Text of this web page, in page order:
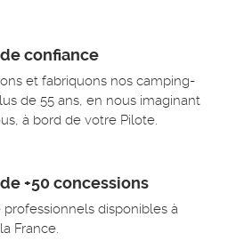
confiance
et fabriquons nos camping-
de 55 ans, en nous imaginant
à bord de votre Pilote.
+50 concessions
professionnels disponibles à
France.